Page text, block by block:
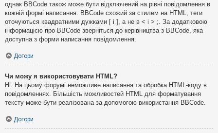
однак BBCode також може бути відключений на рівні повідомлення в
кожній формі написання. BBCode схожий за стилем на HTML, теги
оточуються квадратними дужками [ і ], а не в < і > ;. За додатковою
інформацією про BBCode зверніться до керівництва з BBCode, яка
доступна з форми написання повідомлення.
Догори
Чи можу я використовувати HTML?
Ні. На цьому форумі неможливе написання та обробка HTML-коду в
повідомленнях. Більшість можливостей HTML для форматування
тексту може бути реалізована за допомогою використання BBCode.
Догори